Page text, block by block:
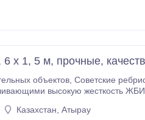
х 1, 5 м, прочные,
качественно ещё при Союзе – б/
Казахстан, Атырау